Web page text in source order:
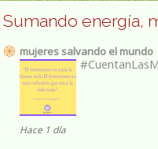
Sumando energía,
mujeres salvando el mundo
Hace 1 día